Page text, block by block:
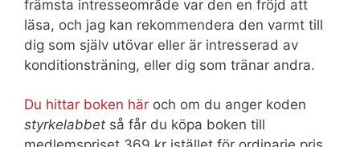
främsta intresseområde var den en fröjd att
läsa, och jag kan rekommendera den varmt till
dig som själv utövar eller är intresserad av
konditionsträning, eller dig som tränar andra.
Du hittar boken här och om du anger koden
styrkelabbet så får du köpa boken till